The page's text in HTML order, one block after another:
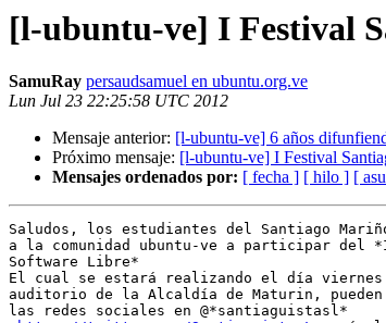
[l-ubuntu-ve] I Festival
SamuRay persaudsamuel en ubuntu.org.ve
Lun Jul 23 22:25:58 UTC 2012
Mensaje anterior: [l-ubuntu-ve] 6 años
Próximo mensaje: [l-ubuntu-ve] I Festival
Mensajes ordenados por: [ fecha ] [ hilo ] [
Saludos, los estudiantes del Santiago
a la comunidad ubuntu-ve a participar del
Software Libre*
El cual se estará realizando el día viernes
auditorio de la Alcaldía de Maturin,
las redes sociales en @*santiaguistasl*